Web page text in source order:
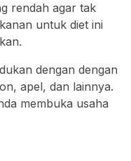
rendah agar tak
untuk diet ini
dengan dengan
apel, dan lainnya.
membuka usaha